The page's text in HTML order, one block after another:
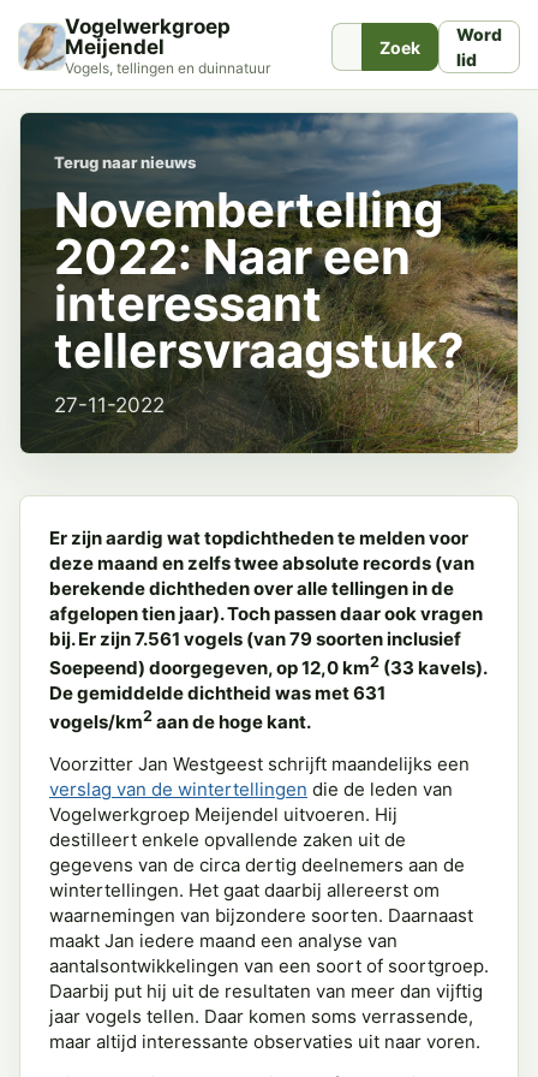
Vogelwerkgroep
Meijendel
Vogels, tellingen en duinnatuur
Zoek
Word
lid
Terug naar nieuws
Novembertelling
2022: Naar een
interessant
tellersvraagstuk?
27-11-2022
Er zijn aardig wat topdichtheden te melden voor
deze maand en zelfs twee absolute records (van
berekende dichtheden over alle tellingen in de
afgelopen tien jaar). Toch passen daar ook vragen
bij. Er zijn 7.561 vogels (van 79 soorten inclusief
Soepeend) doorgegeven, op 12,0 km2 (33 kavels).
De gemiddelde dichtheid was met 631
vogels/km2 aan de hoge kant.
Voorzitter Jan Westgeest schrijft maandelijks een
verslag van de wintertellingen die de leden van
Vogelwerkgroep Meijendel uitvoeren. Hij
destilleert enkele opvallende zaken uit de
gegevens van de circa dertig deelnemers aan de
wintertellingen. Het gaat daarbij allereerst om
waarnemingen van bijzondere soorten. Daarnaast
maakt Jan iedere maand een analyse van
aantalsontwikkelingen van een soort of soortgroep.
Daarbij put hij uit de resultaten van meer dan vijftig
jaar vogels tellen. Daar komen soms verrassende,
maar altijd interessante observaties uit naar voren.